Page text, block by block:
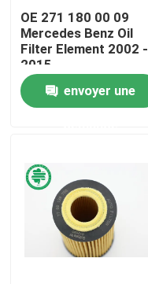
Maison
Produits
Vidéos
Visite d'usine
Contrôle de qualité
OE 271 180 00 09
Mercedes Benz Oil
Filter Element 2002 -
2015
envoyer une